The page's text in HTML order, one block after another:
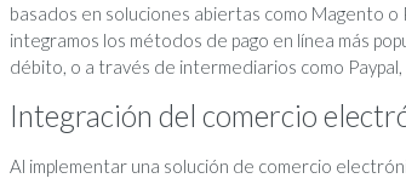
basados en soluciones abiertas como Magento
integramos los métodos de pago en línea más
débito, o a través de intermediarios como
Integración del comercio
Al implementar una solución de comercio